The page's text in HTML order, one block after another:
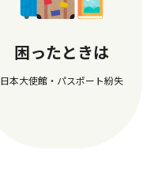
困ったときは
日本大使館・パスポート紛失